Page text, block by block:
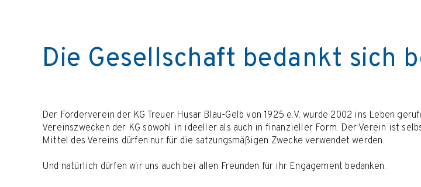
Die Gesellschaft bedankt sich
Der Förderverein der KG Treuer Husar Blau-Gelb von 1925 e.V. wurde 2002 ins Leben
Vereinszwecken der KG sowohl in ideeller als auch in finanzieller Form. Der Verein ist
Mittel des Vereins dürfen nur für die satzungsmäßigen Zwecke verwendet werden.
Und natürlich dürfen wir uns auch bei allen Freunden für ihr Engagement bedanken.